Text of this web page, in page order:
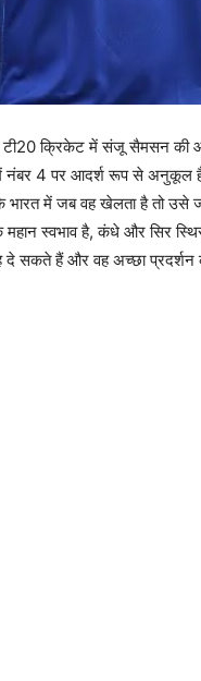
टी20 क्रिकेट में संजू सैमसन की
नंबर 4 पर आदर्श रूप से अनुकूल
भारत में जब वह खेलता है तो उसे
स्वभाव है, कंधे और सिर
दे सकते हैं और वह अच्छा प्रदर्शन